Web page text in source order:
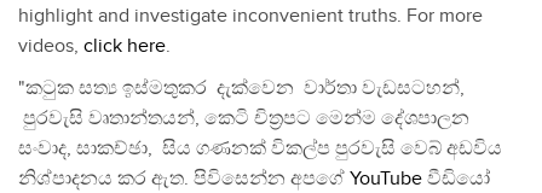
highlight and investigate inconvenient truths. For more
videos, click here.
"කටුක සත්‍ය ඉස්මතුකර දැක්වෙන වාර්තා වැඩසටහන්,
පුරවැසි වෘතාන්තයන්, කෙටි චිත්‍රපට මෙන්ම දේශපාලන
සංවාද, සාකච්ඡා, සිය ගණනක් විකල්ප පුරවැසි වෙබ් අඩවිය
නිශ්පාදනය කර ඇත. පිවිසෙන්න අපගේ YouTube වීඩියෝ